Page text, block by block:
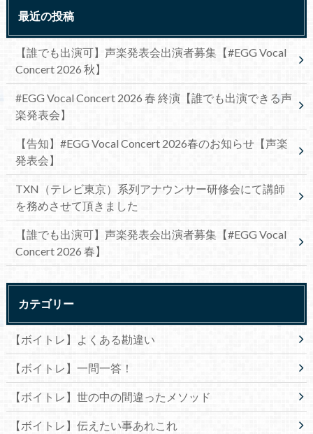
最近の投稿
【誰でも出演可】声楽発表会出演者募集【#EGG Vocal
Concert 2026 秋】
#EGG Vocal Concert 2026 春 終演【誰でも出演できる声
楽発表会】
【告知】#EGG Vocal Concert 2026春のお知らせ【声楽
発表会】
TXN（テレビ東京）系列アナウンサー研修会にて講師
を務めさせて頂きました
【誰でも出演可】声楽発表会出演者募集【#EGG Vocal
Concert 2026 春】
カテゴリー
【ボイトレ】よくある勘違い
【ボイトレ】一問一答！
【ボイトレ】世の中の間違ったメソッド
【ボイトレ】伝えたい事あれこれ